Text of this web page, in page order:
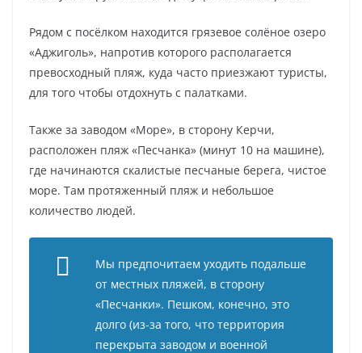
Рядом с посёлком находится грязевое солёное озеро
«Аджиголь», напротив которого располагается
превосходный пляж, куда часто приезжают туристы,
для того чтобы отдохнуть с палатками.
Также за заводом «Море», в сторону Керчи,
расположен пляж «Песчанка» (минут 10 на машине),
где начинаются скалистые песчаные берега, чистое
море. Там протяженный пляж и небольшое
количество людей.
Мы предпочитаем уходить подальше
от местных пляжей, в сторону
«Песчанки». Пешком, конечно, это
долго (из-за того, что территория
перекрыта заводом и военной